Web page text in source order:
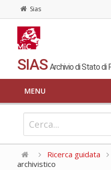
Sias
SIAS Archivio di Stato di
MENU
Ricerca guidata
archivistico